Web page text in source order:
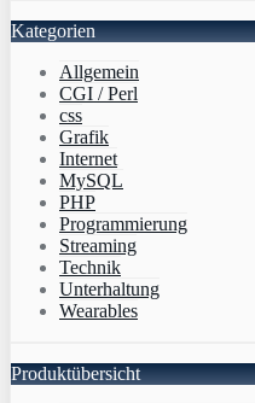
Kategorien
Allgemein
CGI / Perl
css
Grafik
Internet
MySQL
PHP
Programmierung
Streaming
Technik
Unterhaltung
Wearables
Produktübersicht